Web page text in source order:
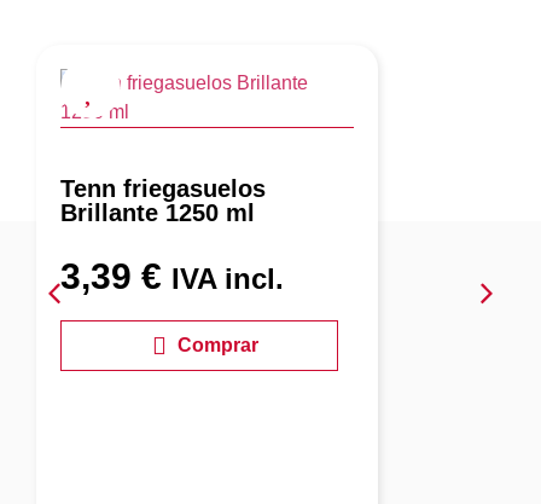
Tenn friegasuelos
Brillante 1250 ml
3,39 € IVA incl.
Comprar